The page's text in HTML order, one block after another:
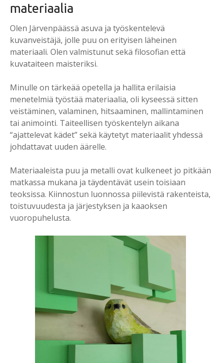
materiaalia
Olen Järvenpäässä asuva ja työskentelevä
kuvanveistäjä, jolle puu on erityisen läheinen
materiaali. Olen valmistunut sekä filosofian että
kuvataiteen maisteriksi.
Minulle on tärkeää opetella ja hallita erilaisia
menetelmiä työstää materiaalia, oli kyseessä sitten
veistäminen, valaminen, hitsaaminen, mallintaminen
tai animointi. Taiteellisen työskentelyn aikana
“ajattelevat kädet” sekä käytetyt materiaalit yhdessä
johdattavat uuden äärelle.
Materiaaleista puu ja metalli ovat kulkeneet jo pitkään
matkassa mukana ja täydentävät usein toisiaan
teoksissa. Kiinnostun luonnossa piilevistä rakenteista,
toistuvuudesta ja järjestyksen ja kaaoksen
vuoropuhelusta.